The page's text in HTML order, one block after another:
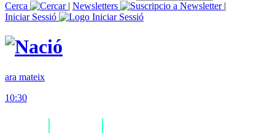
Cerca
| Newsletters
|
Iniciar Sessió
ara mateix
10:30